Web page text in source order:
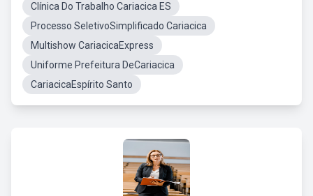
Clínica Do Trabalho Cariacica ES
Processo SeletivoSimplificado Cariacica
Multishow CariacicaExpress
Uniforme Prefeitura DeCariacica
CariacicaEspírito Santo